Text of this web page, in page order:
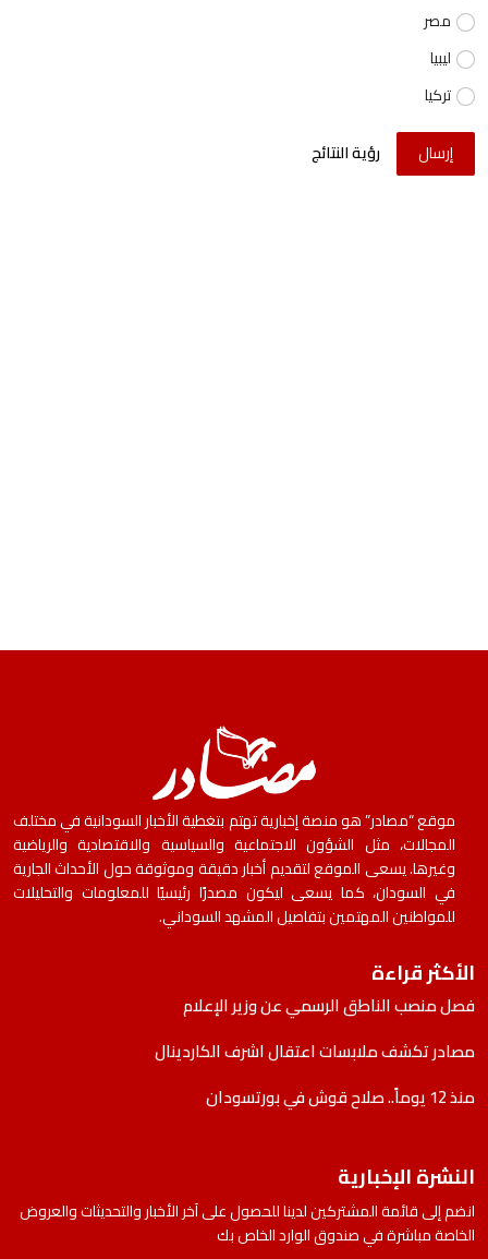
مصر
ليبيا
تركيا
إرسال رؤية النتائج
موقع “مصادر” هو منصة إخبارية تهتم بتغطية الأخبار السودانية في مختلف
المجالات، مثل الشؤون الاجتماعية والسياسية والاقتصادية والرياضية
وغيرها. يسعى الموقع لتقديم أخبار دقيقة وموثوقة حول الأحداث الجارية
في السودان، كما يسعى ليكون مصدرًا رئيسيًا للمعلومات والتحليلات
للمواطنين المهتمين بتفاصيل المشهد السوداني.
الأكثر قراءة
فصل منصب الناطق الرسمي عن وزير الإعلام
مصادر تكشف ملابسات اعتقال اشرف الكاردينال
منذ 12 يوماً.. صلاح قوش في بورتسودان
النشرة الإخبارية
انضم إلى قائمة المشتركين لدينا للحصول على آخر الأخبار والتحديثات والعروض
الخاصة مباشرة في صندوق الوارد الخاص بك